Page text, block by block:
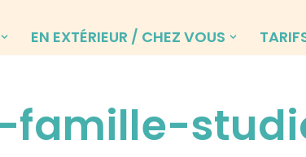
EN EXTÉRIEUR / CHEZ VOUS
famille-